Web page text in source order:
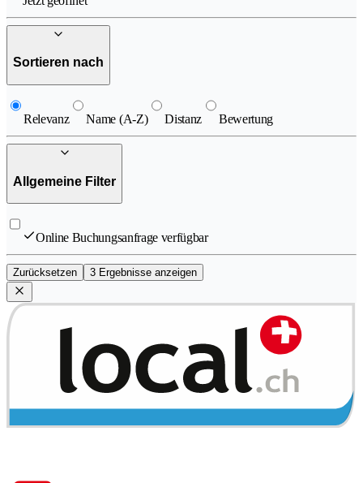
Sortieren nach
Relevanz Name (A-Z) Distanz Bewertung
Allgemeine Filter
Online Buchungsanfrage verfügbar
Zurücksetzen 3 Ergebnisse anzeigen